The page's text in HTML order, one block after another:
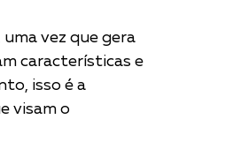
características e
isso é a
visam o